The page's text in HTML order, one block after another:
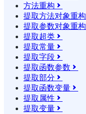
方法重构 
提取方法对象重构
提取参数对象重构
提取超类 
提取常量 
提取字段 
提取函数参数 
提取部分 
提取函数变量 
提取属性 
提取变量 